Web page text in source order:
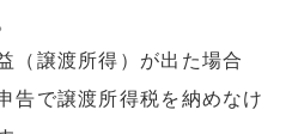
（譲渡所得）が出た場合
告で譲渡所得税を納めなけ